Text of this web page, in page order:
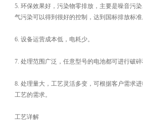
5. 环保效果好，污染物零排放，主要是噪音污
气污染可以得到很好的控制，达到国标排放标准
6. 设备运营成本低，电耗少。
7. 处理范围广泛，任意型号的电池都可进行破碎
8. 处理量大，工艺灵活多变，可根据客户需求
工艺的需求。
工艺详解